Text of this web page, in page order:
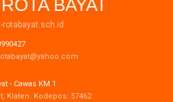
BAYAT
rotabayat.sch.id
- Cawas KM.1
Klaten. Kodepos: 57462